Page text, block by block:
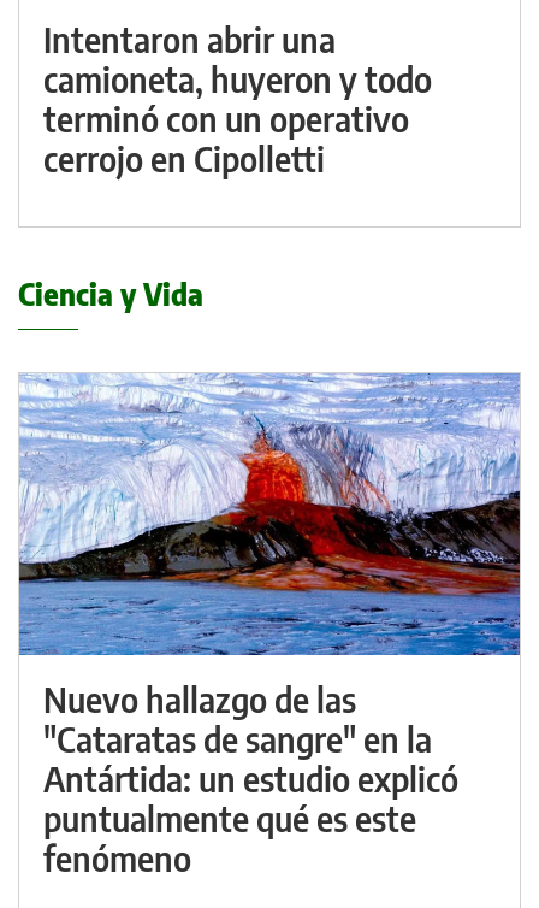
Intentaron abrir una
camioneta, huyeron y todo
terminó con un operativo
cerrojo en Cipolletti
Ciencia y Vida
Nuevo hallazgo de las
"Cataratas de sangre" en la
Antártida: un estudio explicó
puntualmente qué es este
fenómeno